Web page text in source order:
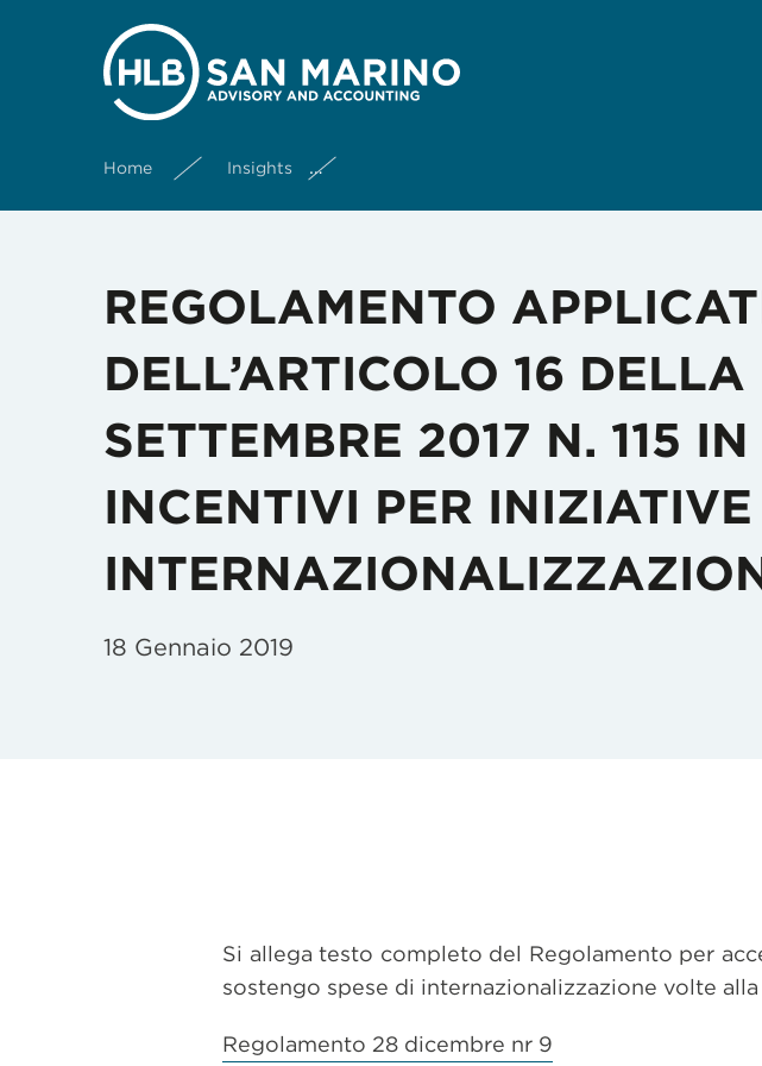
Home Insights
REGOLAMENTO
DELL’ARTICOLO 16
SETTEMBRE 2017 N. 115
INCENTIVI PER
18 Gennaio 2019
Si allega testo completo del Regolamento per
sostengo spese di internazionalizzazione volte
Regolamento 28 dicembre nr 9